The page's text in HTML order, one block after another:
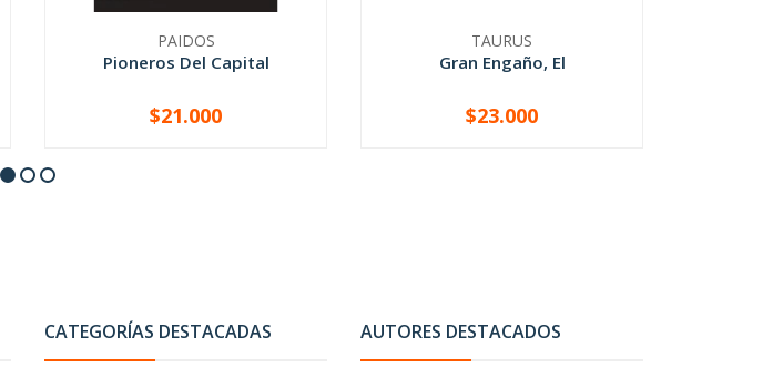
PAIDOS
Pioneros Del Capital
+
$21.000
TAURUS
Gran Engaño, El
+
$23.000
CATEGORÍAS DESTACADAS AUTORES DESTACADOS